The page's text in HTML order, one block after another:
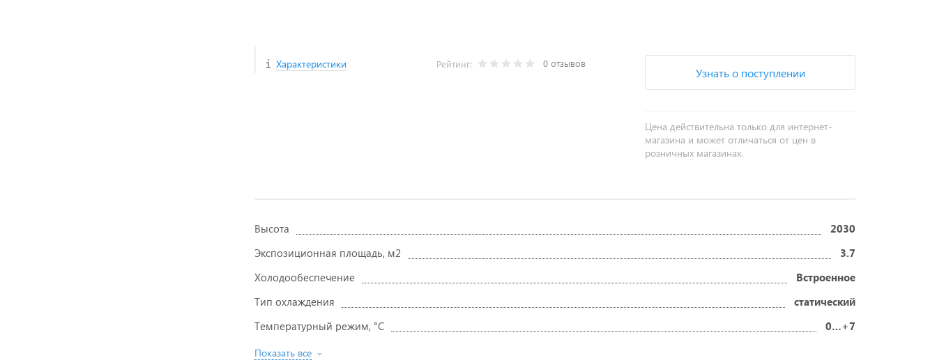
Характеристики Рейтинг: 0 отзывов
Узнать о поступлении
Цена действительна только для интернет-
магазина и может отличаться от цен в
розничных магазинах.
Высота
2030
Экспозиционная площадь, м2
3.7
Холодообеспечение
Встроенное
Тип охлаждения
статический
Температурный режим, °C
0…+7
Показать все